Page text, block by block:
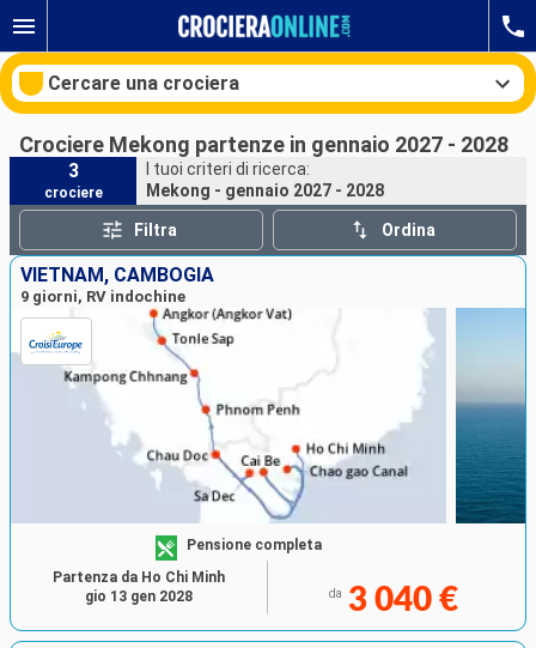
Cercare una crociera
Le nostre destinazioni
Mesi di partenza
Porti
Ricerca
Crociere Mekong partenze in gennaio 2027 - 2028
3
crociere
I tuoi criteri di ricerca:
Mekong - gennaio 2027 - 2028
Filtra Ordina
VIETNAM, CAMBOGIA
9 giorni, RV indochine
Pensione completa
da 3 040 €
Partenza da Ho Chi Minh
gio 13 gen 2028